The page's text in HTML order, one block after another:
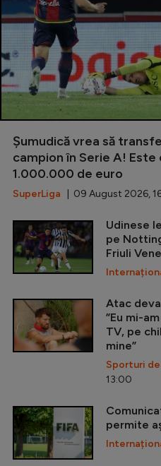
Șumudică vrea să
campion în Serie A!
1.000.000 de euro
SuperLiga | 09 August 2026,
Udinese
pe
Friuli
Atac
”Eu mi-
TV, pe
mine”
Sporturi
13:00
permite